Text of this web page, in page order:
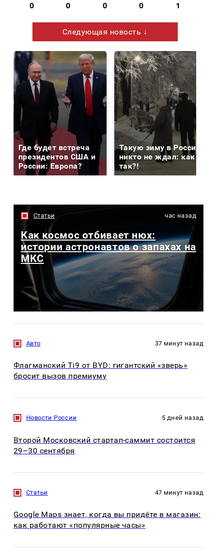
0 0 0 0 1
Следующая новость ↓
Где будет встреча
президентов США и
России: Европа?
Такую зиму в России
никто не ждал: как
так?!
Статьи час назад
Как космос отбивает нюх:
истории астронавтов о запахах на
МКС
Авто 37 минут назад
Флагманский Ti9 от BYD: гигантский «зверь»
бросит вызов премиуму
Новости России 5 дней назад
Второй Московский стартап-саммит состоится
29–30 сентября
Статьи 47 минут назад
Google Maps знает, когда вы придёте в магазин:
как работают «популярные часы»